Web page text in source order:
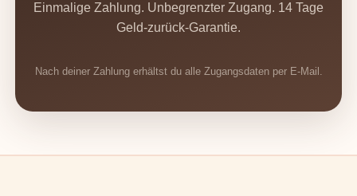
Einmalige Zahlung. Unbegrenzter Zugang. 14 Tage
Geld-zurück-Garantie.
Nach deiner Zahlung erhältst du alle Zugangsdaten per E-Mail.